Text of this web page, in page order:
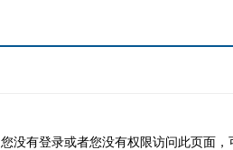
您没有登录或者您没有权限访问此页面